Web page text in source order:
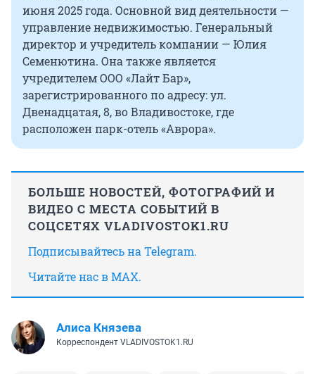
июня 2025 года. Основной вид деятельности —
управление недвижимостью. Генеральный
директор и учредитель компании — Юлия
Семенютина. Она также является
учредителем ООО «Лайт Бар»,
зарегистрированного по адресу: ул.
Двенадцатая, 8, во Владивостоке, где
расположен парк-отель «Аврора».
БОЛЬШЕ НОВОСТЕЙ, ФОТОГРАФИЙ И
ВИДЕО С МЕСТА СОБЫТИЙ В
СОЦСЕТЯХ VLADIVOSTOK1.RU
Подписывайтесь на Telegram.
Читайте нас в MAX.
Алиса Князева
Корреспондент VLADIVOSTOK1.RU